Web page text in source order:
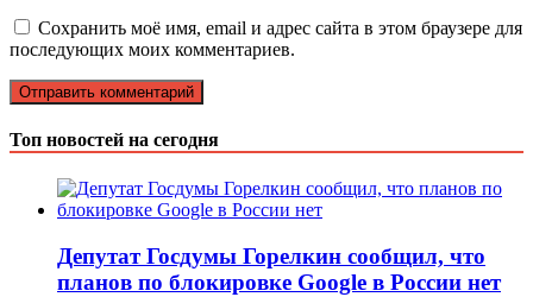
Сохранить моё имя, email и адрес сайта в этом браузере для
последующих моих комментариев.
Топ новостей на сегодня
Депутат Госдумы Горелкин сообщил, что
планов по блокировке Google в России нет